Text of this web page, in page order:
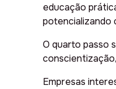
educação
potencializando
O quarto passo
Empresas